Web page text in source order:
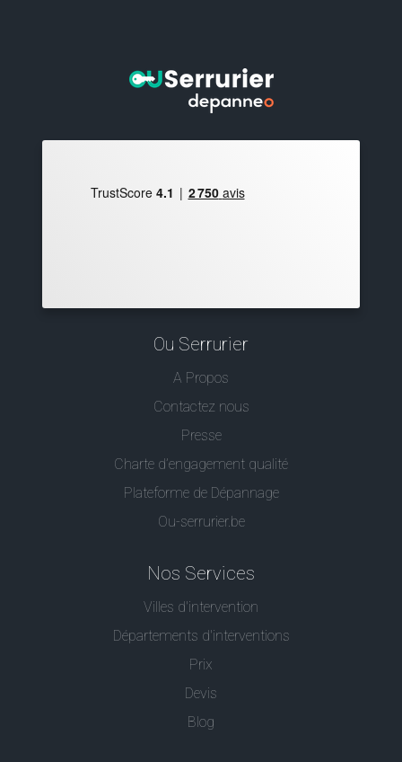
Ou Serrurier
A Propos
Contactez nous
Presse
Charte d’engagement qualité
Plateforme de Dépannage
Ou-serrurier.be
Nos Services
Villes d'intervention
Départements d'interventions
Prix
Devis
Blog